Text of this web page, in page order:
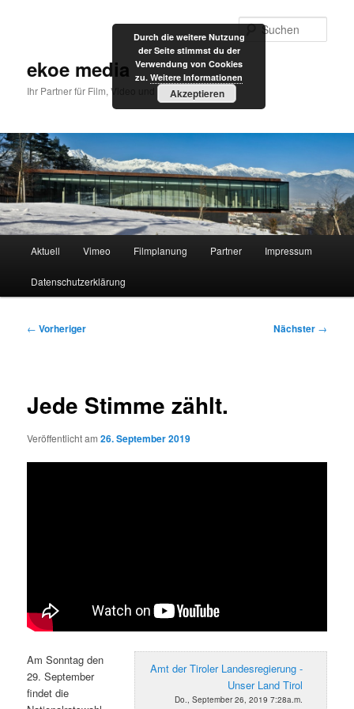
ekoe media
Ihr Partner für Film, Video und Internet
Aktuell Vimeo Filmplanung Partner Impressum
Datenschutzerklärung
Beitragsnavigation
← Vorheriger Nächster →
Jede Stimme zählt.
Veröffentlicht am26. September 2019
Amt der Tiroler Landesregierung -
Unser Land Tirol
Do., September 26, 2019 7:28a.m.
Am Sonntag den
29. September
findet die
Durch die weitere Nutzung
der Seite stimmst du der
Verwendung von Cookies
zu. Weitere Informationen
Akzeptieren